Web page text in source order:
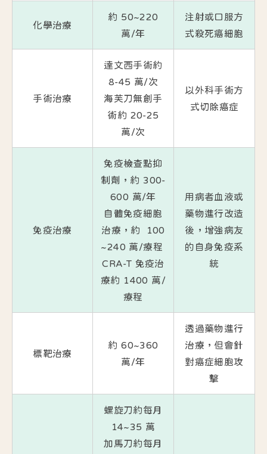
化學治療
約 50~220
萬/年
注射或口服方
式殺死癌細胞
手術治療
達文西手術約
8-45 萬/次
海芙刀無創手
術約 20-25
萬/次
以外科手術方
式切除癌症
免疫治療
免疫檢查點抑
制劑，約 300-
600 萬/年
自體免疫細胞
治療，約 100
~240 萬/療程
CRA-T 免疫治
療約 1400 萬/
療程
用病者血液或
藥物進行改造
後，增強病友
的自身免疫系
統
標靶治療
約 60~360
萬/年
透過藥物進行
治療，但會針
對癌症細胞攻
擊
螺旋刀約每月
14~35 萬
加馬刀約每月